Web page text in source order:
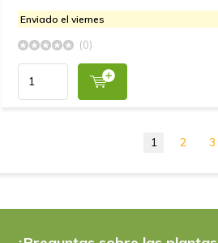
Enviado el viernes
(0)
1 2 3